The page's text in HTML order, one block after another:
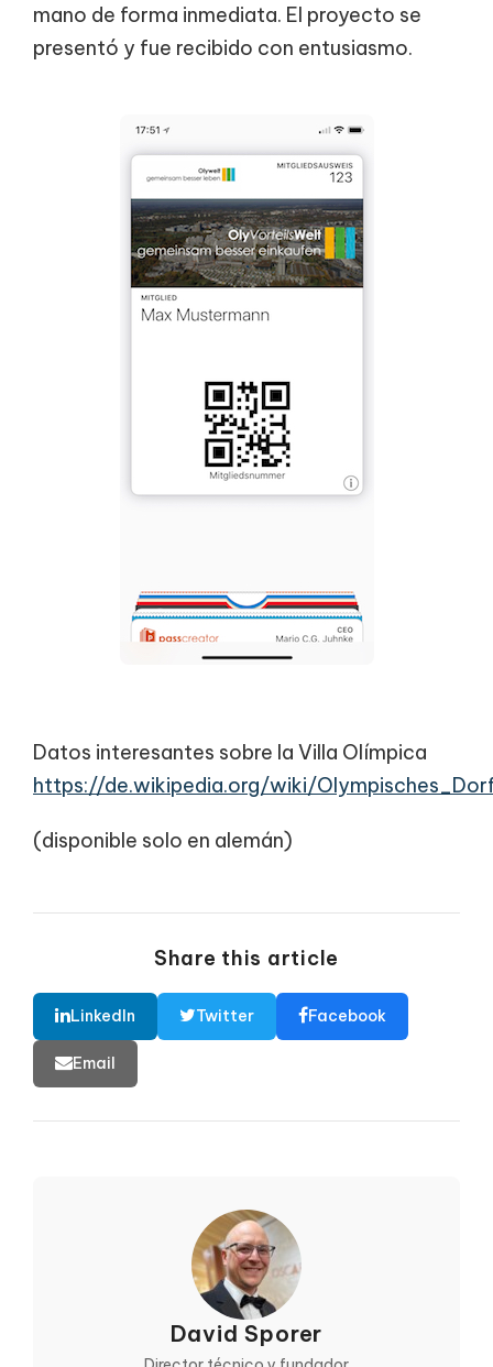
mano de forma inmediata. El proyecto se
presentó y fue recibido con entusiasmo.
Datos interesantes sobre la Villa Olímpica
https://de.wikipedia.org/wiki/
(disponible solo en alemán)
Share this article
LinkedIn Twitter Facebook
Email
David Sporer